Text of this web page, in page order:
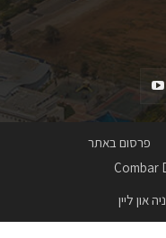
פרסום באתר
און ליין